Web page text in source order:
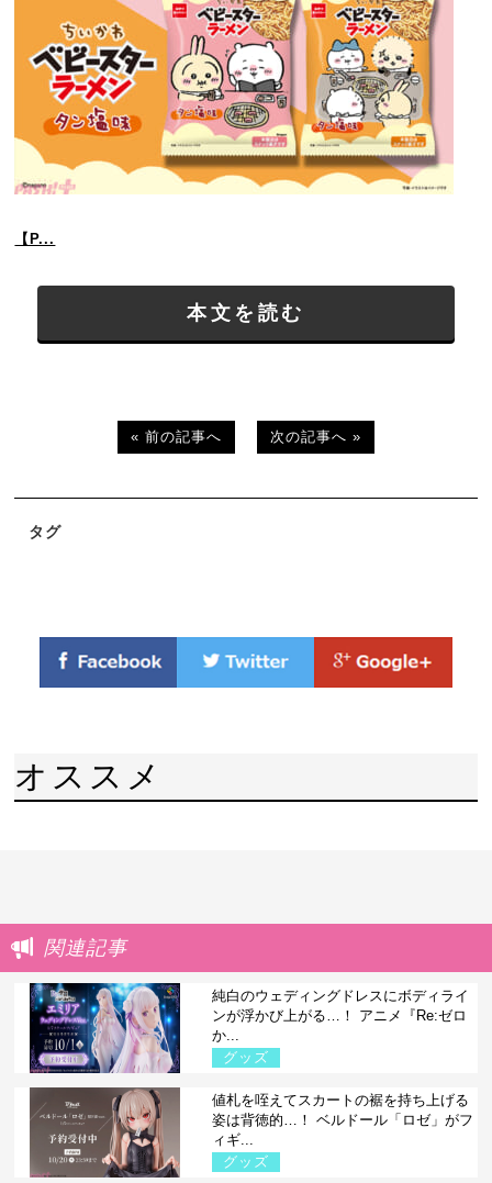
【P...
本文を読む
« 前の記事へ 次の記事へ »
タグ
オススメ
関連記事
純白のウェディングドレスにボディライ
ンが浮かび上がる…！ アニメ『Re:ゼロ
か...
グッズ
値札を咥えてスカートの裾を持ち上げる
姿は背徳的…！ ベルドール「ロゼ」がフ
ィギ...
グッズ